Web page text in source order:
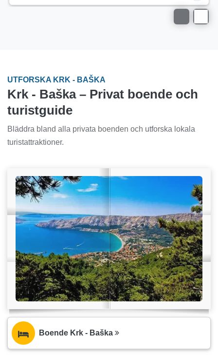
UTFORSKA KRK - BAŠKA
Krk - Baška – Privat boende och
turistguide
Bläddra bland alla privata boenden och utforska lokala
turistattraktioner.
Boende Krk - Baška